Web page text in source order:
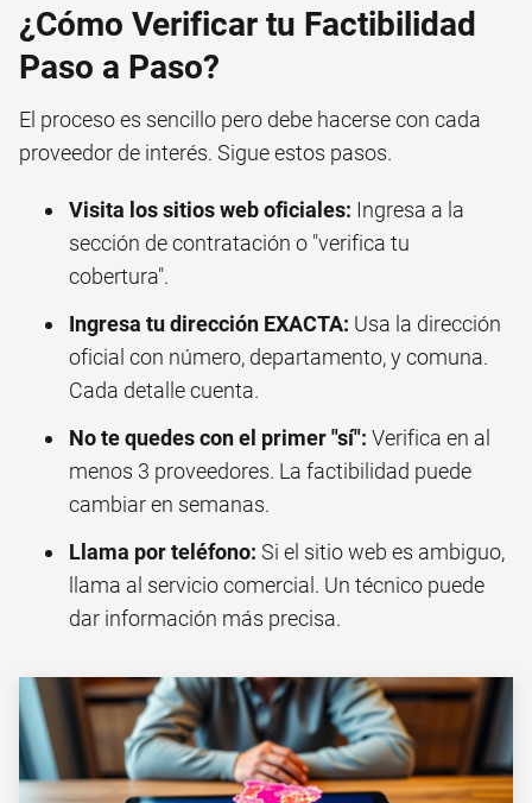
¿Cómo Verificar tu Factibilidad
Paso a Paso?
El proceso es sencillo pero debe hacerse con cada
proveedor de interés. Sigue estos pasos.
Visita los sitios web oficiales: Ingresa a la
sección de contratación o "verifica tu
cobertura".
Ingresa tu dirección EXACTA: Usa la dirección
oficial con número, departamento, y comuna.
Cada detalle cuenta.
No te quedes con el primer "sí": Verifica en al
menos 3 proveedores. La factibilidad puede
cambiar en semanas.
Llama por teléfono: Si el sitio web es ambiguo,
llama al servicio comercial. Un técnico puede
dar información más precisa.